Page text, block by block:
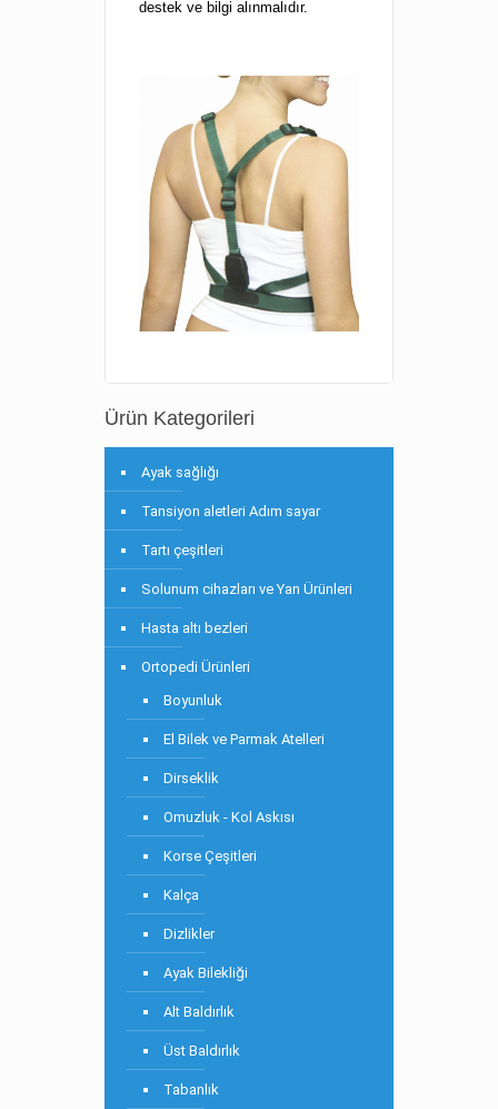
destek ve bilgi alınmalıdır.
Ürün Kategorileri
Ayak sağlığı
Tansiyon aletleri Adım sayar
Tartı çeşitleri
Solunum cihazları ve Yan Ürünleri
Hasta altı bezleri
Ortopedi Ürünleri
Boyunluk
El Bilek ve Parmak Atelleri
Dirseklik
Omuzluk - Kol Askısı
Korse Çeşitleri
Kalça
Dizlikler
Ayak Bilekliği
Alt Baldırlık
Üst Baldırlık
Tabanlık